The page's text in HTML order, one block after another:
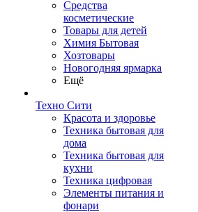
Средства
косметические
Товары для детей
Химия Бытовая
Хозтовары
Новогодняя ярмарка
Ещё
Техно Сити
Красота и здоровье
Техника бытовая для
дома
Техника бытовая для
кухни
Техника цифровая
Элементы питания и
фонари